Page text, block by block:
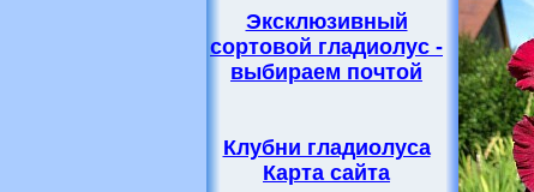
Эксклюзивный
сортовой гладиолус -
выбираем почтой
Клубни гладиолуса
Карта сайта